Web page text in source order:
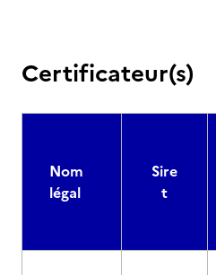
Certificateur(s)
Nom
légal
Sire
t